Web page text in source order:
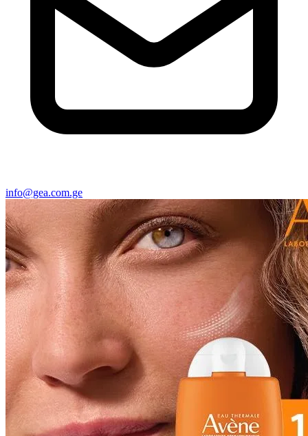
info@gea.com.ge